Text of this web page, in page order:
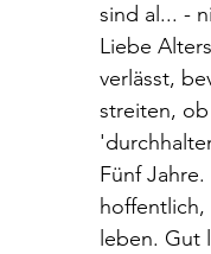
sind al... -
Liebe
verlässt,
streiten,
Fünf
leben. Gut